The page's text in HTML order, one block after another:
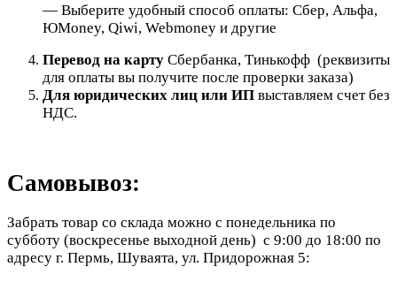
— Выберите удобный способ оплаты: Сбер, Альфа,
ЮMoney, Qiwi, Webmoney и другие
Перевод на карту Сбербанка, Тинькофф (реквизиты
для оплаты вы получите после проверки заказа)
Для юридических лиц или ИП выставляем счет без
НДС.
Самовывоз:
Забрать товар со склада можно с понедельника по
субботу (воскресенье выходной день) с 9:00 до 18:00 по
адресу г. Пермь, Шуваята, ул. Придорожная 5: